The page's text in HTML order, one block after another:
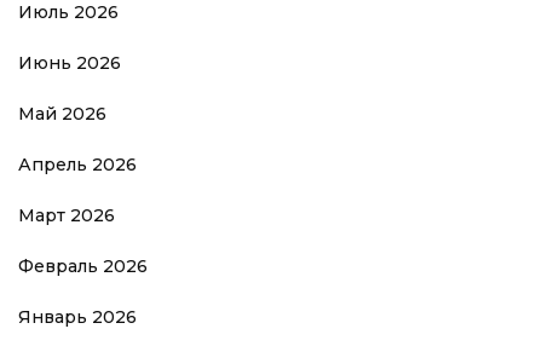
Июль 2026
Июнь 2026
Май 2026
Апрель 2026
Март 2026
Февраль 2026
Январь 2026